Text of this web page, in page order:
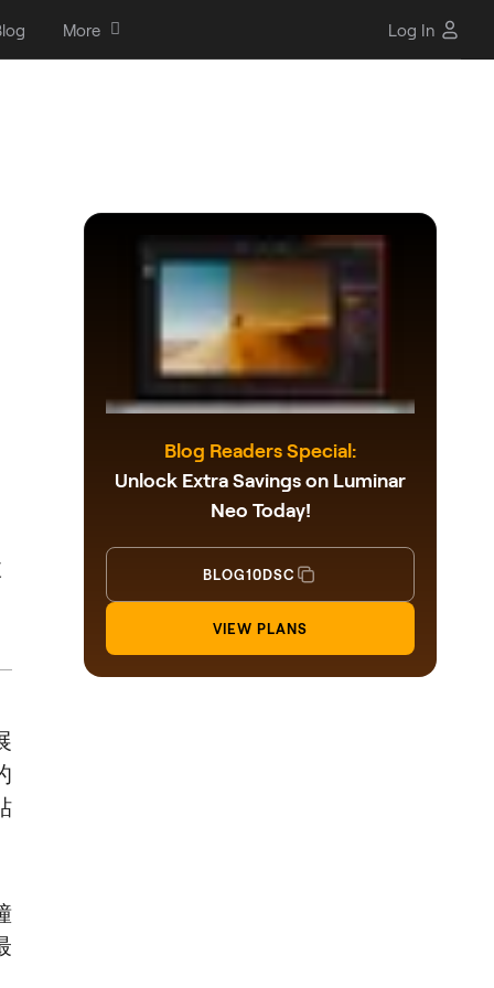
More Log In
Blog Readers Special:
Unlock Extra Savings on Luminar
Neo Today!
BLOG10DSC
VIEW PLANS